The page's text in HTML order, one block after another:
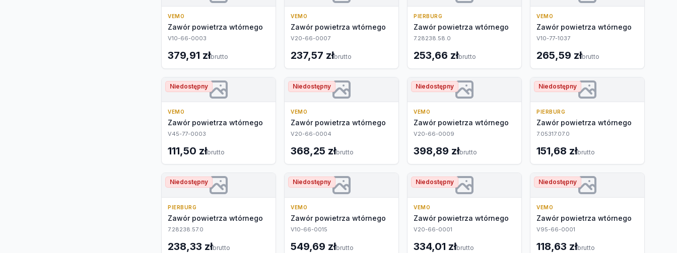
VEMO
Zawór powietrza wtórnego
V10-66-0003
379,91 złbrutto
VEMO
Zawór powietrza wtórnego
V20-66-0007
237,57 złbrutto
PIERBURG
Zawór powietrza wtórnego
7.28238.58.0
253,66 złbrutto
VEMO
Zawór powietrza wtórnego
V10-77-1037
265,59 złbrutto
Niedostępny
VEMO
Zawór powietrza wtórnego
V45-77-0003
111,50 złbrutto
Niedostępny
VEMO
Zawór powietrza wtórnego
V20-66-0004
368,25 złbrutto
Niedostępny
VEMO
Zawór powietrza wtórnego
V20-66-0009
398,89 złbrutto
Niedostępny
PIERBURG
Zawór powietrza wtórnego
7.05317.07.0
151,68 złbrutto
Niedostępny
PIERBURG
Zawór powietrza wtórnego
7.28238.57.0
238,33 złbrutto
Niedostępny
VEMO
Zawór powietrza wtórnego
V10-66-0015
549,69 złbrutto
Niedostępny
VEMO
Zawór powietrza wtórnego
V20-66-0001
334,01 złbrutto
Niedostępny
VEMO
Zawór powietrza wtórnego
V95-66-0001
118,63 złbrutto